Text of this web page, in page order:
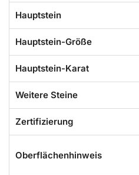
Hauptstein
Hauptstein-Größe
Hauptstein-Karat
Weitere Steine
Zertifizierung
Oberflächenhinweis